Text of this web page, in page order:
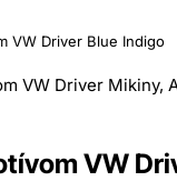
VW Driver Blue Indigo
VW